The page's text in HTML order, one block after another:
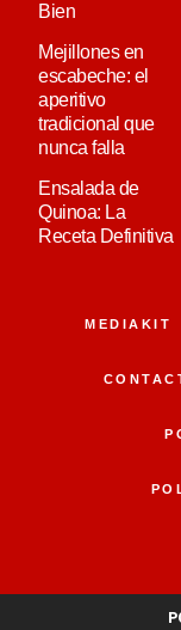
Bien
Mejillones en
escabeche: el
aperitivo
tradicional que
nunca falla
Ensalada de
Quinoa: La
Receta Definitiva
MEDIAKIT